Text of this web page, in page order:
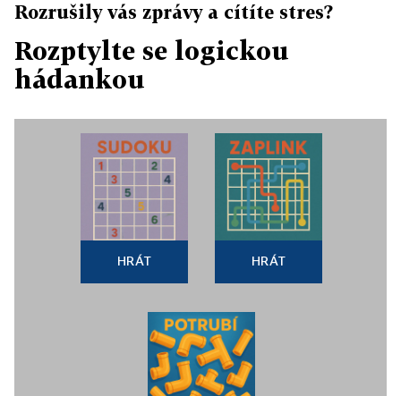
Rozrušily vás zprávy a cítíte stres?
Rozptylte se logickou
hádankou
HRÁT HRÁT